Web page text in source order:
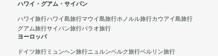
ハワイ・グアム・サイパン
ハワイ旅行ハワイ島旅行マウイ島旅行ホノルル旅行カウアイ島旅行
グアム旅行サイパン旅行パラオ旅行
ヨーロッパ
ドイツ旅行 ミュンヘン旅行ニュルンベルク旅行ベルリン旅行